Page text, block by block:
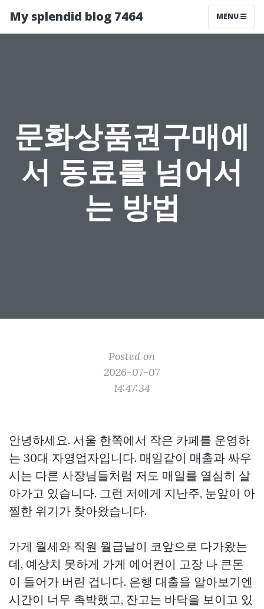
My splendid blog 7464 MENU
문화상품권구매에
서 동료를 넘어서
는 방법
Posted on
2026-07-07
14:47:34
안녕하세요. 서울 한쪽에서 작은 카페를 운영하
는 30대 자영업자입니다. 매일같이 매출과 싸우
시는 다른 사장님들처럼 저도 매일를 열심히 살
아가고 있습니다. 그런 저에게 지난주, 눈앞이 아
찔한 위기가 찾아왔습니다.
가게 월세와 직원 월급날이 코앞으로 다가왔는
데, 예상치 못하게 가게 에어컨이 고장 나 큰돈
이 들어가 버린 겁니다. 은행 대출을 알아보기엔
시간이 너무 촉박했고, 잔고는 바닥을 보이고 있